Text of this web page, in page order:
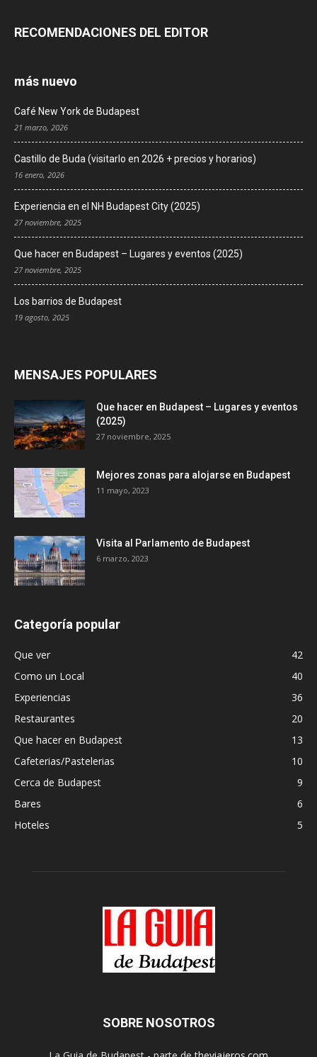
RECOMENDACIONES DEL EDITOR
más nuevo
Café New York de Budapest
21 marzo, 2026
Castillo de Buda (visitarlo en 2026 + precios y horarios)
16 enero, 2026
Experiencia en el NH Budapest City (2025)
27 noviembre, 2025
Que hacer en Budapest – Lugares y eventos (2025)
27 noviembre, 2025
Los barrios de Budapest
19 agosto, 2025
MENSAJES POPULARES
Que hacer en Budapest – Lugares y eventos
(2025)
27 noviembre, 2025
Mejores zonas para alojarse en Budapest
11 mayo, 2023
Visita al Parlamento de Budapest
6 marzo, 2023
Categoría popular
Que ver
42
Como un Local
40
Experiencias
36
Restaurantes
20
Que hacer en Budapest
13
Cafeterias/Pastelerias
10
Cerca de Budapest
9
Bares
6
Hoteles
5
SOBRE NOSOTROS